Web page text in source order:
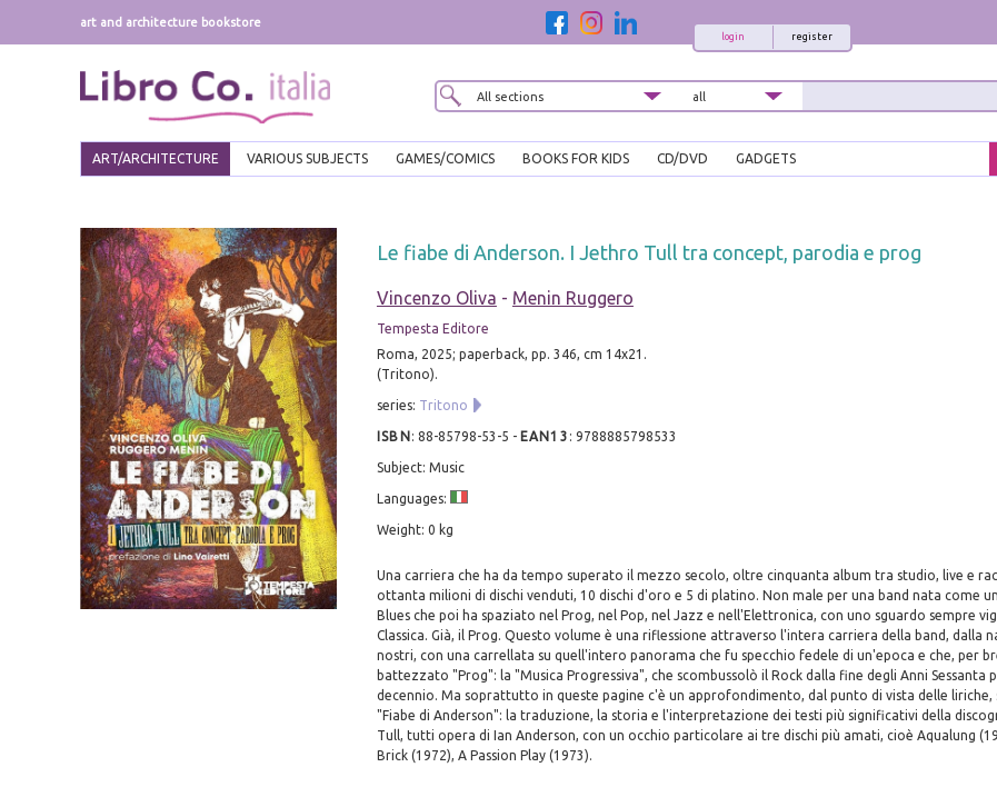
art and architecture bookstore
register
login
ART/ARCHITECTURE VARIOUS SUBJECTS GAMES/COMICS BOOKS FOR KIDS CD/DVD GADGETS
Le fiabe di Anderson. I Jethro Tull tra concept, parodia e prog
Vincenzo Oliva - Menin Ruggero
Tempesta Editore
Roma, 2025; paperback, pp. 346, cm 14x21.
(Tritono).
series: Tritono
ISBN : 88-85798-53-5 - EAN13 : 9788885798533
Subject: Music
Languages:
Weight: 0 kg
Una carriera che ha da tempo superato il mezzo secolo, oltre cinquanta album tra studio, live e
ottanta milioni di dischi venduti, 10 dischi d'oro e 5 di platino. Non male per una band nata come
Blues che poi ha spaziato nel Prog, nel Pop, nel Jazz e nell'Elettronica, con uno sguardo sempre
Classica. Già, il Prog. Questo volume è una riflessione attraverso l'intera carriera della band, dalla
nostri, con una carrellata su quell'intero panorama che fu specchio fedele di un'epoca e che, per
battezzato "Prog": la "Musica Progressiva", che scombussolò il Rock dalla fine degli Anni Sessanta
decennio. Ma soprattutto in queste pagine c'è un approfondimento, dal punto di vista delle liriche,
"Fiabe di Anderson": la traduzione, la storia e l'interpretazione dei testi più significativi della
Tull, tutti opera di Ian Anderson, con un occhio particolare ai tre dischi più amati, cioè Aqualung
Brick (1972), A Passion Play (1973).